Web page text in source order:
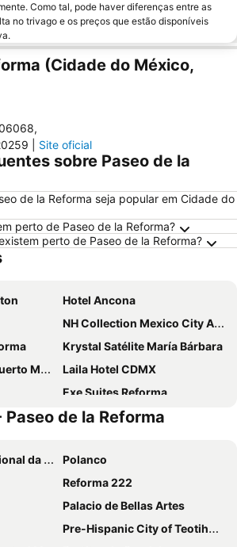
Como tal, pode haver diferenças entre as
no trivago e os preços que estão disponíveis
(Cidade do México,
,
Site oficial
sobre Paseo de la
de la Reforma seja popular em Cidade do
perto de Paseo de la Reforma?
perto de Paseo de la Reforma?
Hotel Ancona
NH Collection Mexico City Airport T2
Krystal Satélite María Bárbara
Mexico
Laila Hotel CDMX
Exe Suites Reforma
Hotel MX mas roma CDMX, Trademark Collection by Wyndham
Ibis Mexico Alameda
Ibis Styles Mexico Reforma
Histórico
Hotel & Villas 7
Cadillac Hotel Boutique
de la Reforma
do México
Polanco
Reforma 222
Palacio de Bellas Artes
Pre-Hispanic City of Teotihuacan